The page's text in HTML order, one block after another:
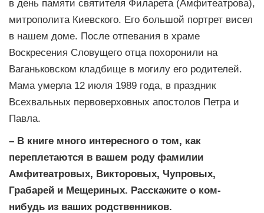
в день памяти святителя Филарета (Амфитеатрова),
митрополита Киевского. Его большой портрет висел
в нашем доме. После отпевания в храме
Воскресения Словущего отца похоронили на
Ваганьковском кладбище в могилу его родителей.
Мама умерла 12 июля 1989 года, в праздник
Всехвальных первоверховных апостолов Петра и
Павла.
– В книге много интересного о том, как
переплетаются в вашем роду фамилии
Амфитеатровых, Викторовых, Чупровых,
Грабарей и Мещериных. Расскажите о ком-
нибудь из ваших родственников.